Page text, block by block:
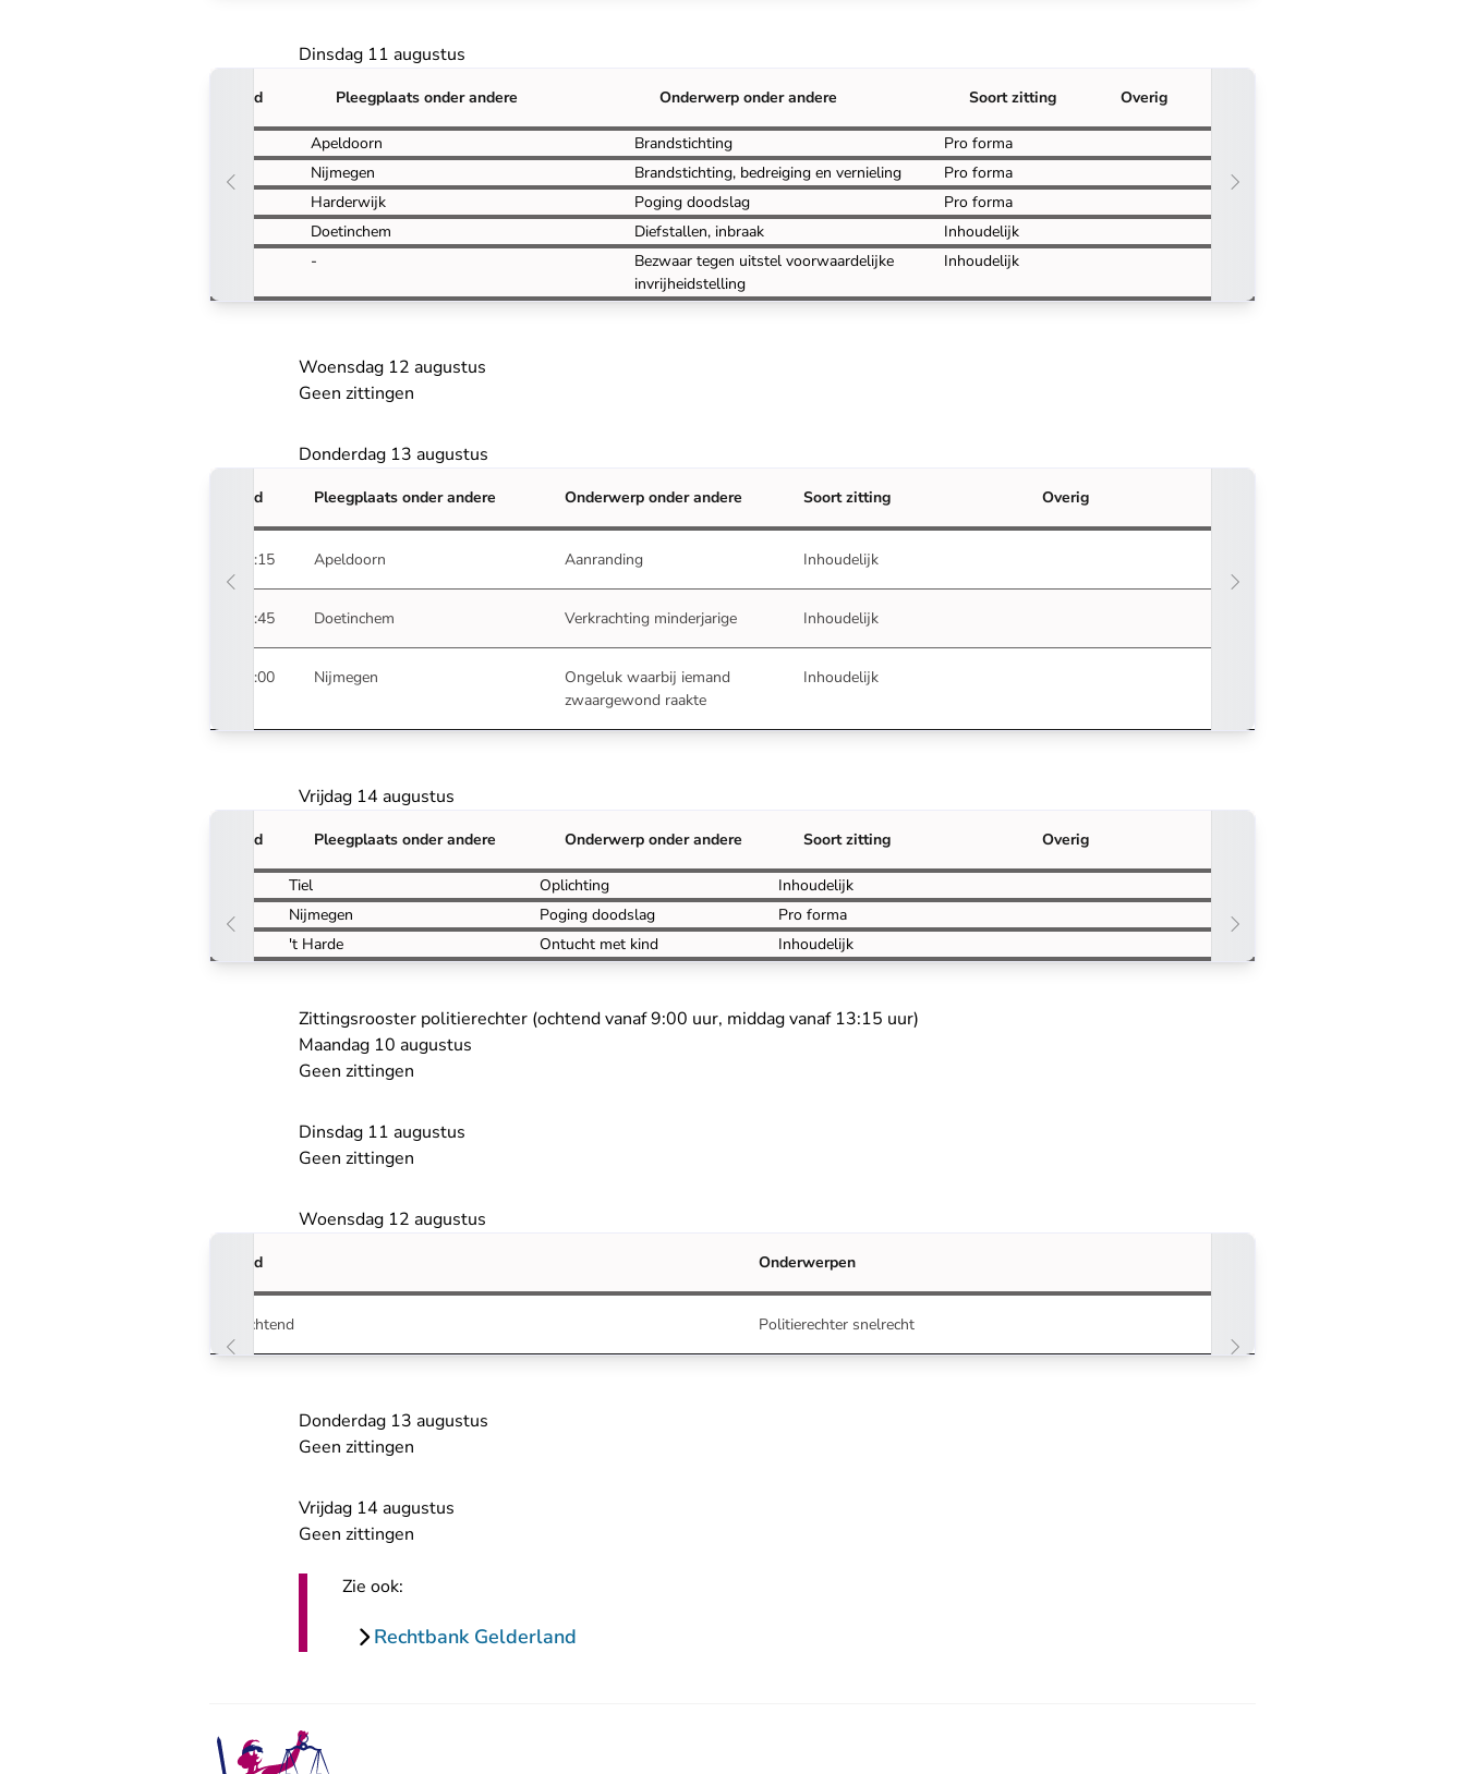
Dinsdag 11 augustus
Tijd Pleegplaats onder andere Onderwerp onder andere Soort zitting Overig
Apeldoorn Brandstichting
Pro forma
10:00
Nijmegen Brandstichting, bedreiging en vernieling
Pro forma
Harderwijk Poging doodslag
Pro forma
Doetinchem Diefstallen, inbraak
Inhoudelijk
-
Bezwaar tegen uitstel voorwaardelijke
invrijheidstelling
Inhoudelijk
Woensdag 12 augustus
Geen zittingen
Donderdag 13 augustus
Tijd Pleegplaats onder andere Onderwerp onder andere Soort zitting Overig
09:15 Apeldoorn Aanranding Inhoudelijk
10:45 Doetinchem Verkrachting minderjarige Inhoudelijk
15:00 Nijmegen
Ongeluk waarbij iemand
zwaargewond raakte
Inhoudelijk
Vrijdag 14 augustus
Tijd Pleegplaats onder andere Onderwerp onder andere Soort zitting Overig
Tiel Oplichting
Inhoudelijk
11:45
Nijmegen Poging doodslag
Pro forma
't Harde Ontucht met kind Inhoudelijk
Zittingsrooster politierechter (ochtend vanaf 9:00 uur, middag vanaf 13:15 uur)
Maandag 10 augustus
Geen zittingen
Dinsdag 11 augustus
Geen zittingen
Woensdag 12 augustus
Tijd Onderwerpen
Ochtend Politierechter snelrecht
Donderdag 13 augustus
Geen zittingen
Vrijdag 14 augustus
Geen zittingen
Zie ook:
Rechtbank Gelderland